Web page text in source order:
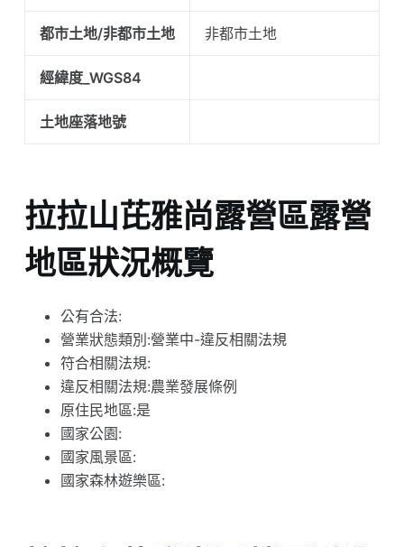
都市土地/非都市土地 非都市土地
經緯度_WGS84
土地座落地號
拉拉山芘雅尚露營區露營
地區狀況概覽
公有合法:
營業狀態類別:營業中-違反相關法規
符合相關法規:
違反相關法規:農業發展條例
原住民地區:是
國家公園:
國家風景區:
國家森林遊樂區: